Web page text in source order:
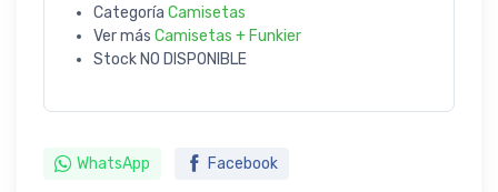
Categoría Camisetas
Ver más Camisetas + Funkier
Stock NO DISPONIBLE
WhatsApp Facebook